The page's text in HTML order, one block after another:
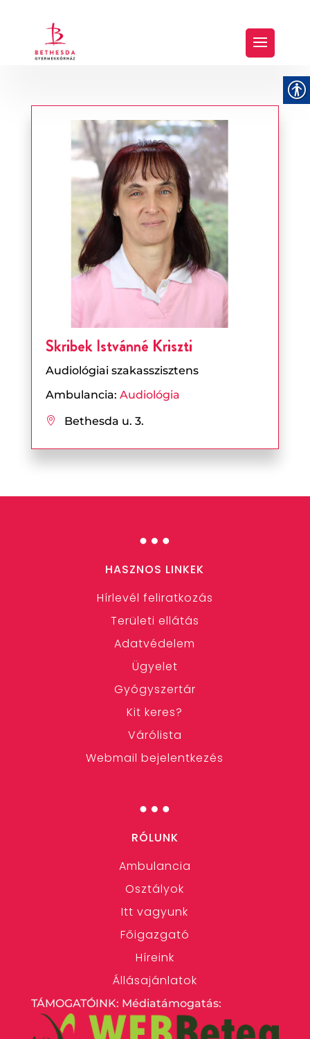
Skribek Istvánné Kriszti
Audiológiai szakasszisztens
Ambulancia: Audiológia
 Bethesda u. 3.
…
HASZNOS LINKEK
Hírlevél feliratkozás
Területi ellátás
Adatvédelem
Ügyelet
Gyógyszertár
Kit keres?
Várólista
Webmail bejelentkezés
…
RÓLUNK
Ambulancia
Osztályok
Itt vagyunk
Főigazgató
Híreink
Állásajánlatok
TÁMOGATÓINK: Médiatámogatás: